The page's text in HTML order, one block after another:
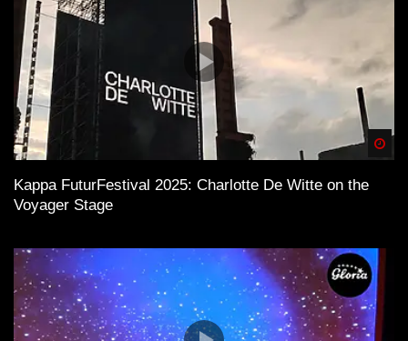
Kappa FuturFestival 2025: Charlotte De Witte on the
Voyager Stage